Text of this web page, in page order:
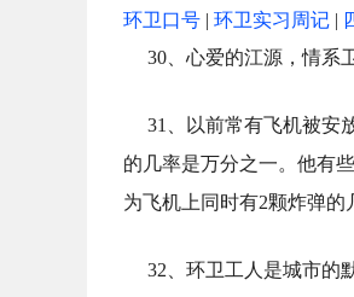
环卫口号 | 环卫实习周记 |
30、心爱的江源，情系
31、以前常有飞机被安
的几率是万分之一。他有
为飞机上同时有2颗炸弹的
32、环卫工人是城市的